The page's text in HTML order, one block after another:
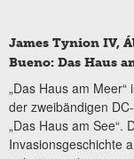
James Tynion IV,
Bueno: Das Haus
„Das Haus am
der zweibändigen
„Das Haus am See“.
Invasionsgeschichte